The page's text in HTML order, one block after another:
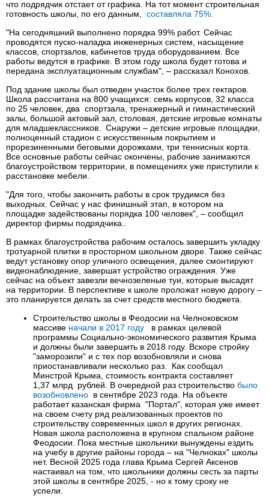
что подрядчик отстает от графика. На тот момент строительная
готовность школы, по его данным,
составляла 75%.
"На сегодняшний выполнено порядка 99% работ. Сейчас
проводятся пуско-наладка инженерных систем, насыщение
классов, спортзалов, кабинетов труда оборудованием. Все
работы ведутся в графике. В этом году школа будет готова и
передана эксплуатационным службам", – рассказал Конохов.
Под здание школы был отведен участок более трех гектаров.
Школа рассчитана на 800 учащихся: семь корпусов, 32 класса
по 25 человек, два спортзала, тренажерный и гимнастический
залы, большой актовый зал, столовая, детские игровые комнаты
для младшеклассников. Снаружи – детские игровые площадки,
полноценный стадион с искусственным покрытием и
прорезиненными беговыми дорожками, три теннисных корта.
Все основные работы сейчас окончены, рабочие занимаются
благоустройством территории, в помещениях уже приступили к
расстановке мебели.
"Для того, чтобы закончить работы в срок трудимся без
выходных. Сейчас у нас финишный этап, в котором на
площадке задействованы порядка 100 человек", – сообщил
директор фирмы подрядчика..
В рамках благоустройства рабочим осталось завершить укладку
тротуарной плитки в просторном школьном дворе. Также сейчас
ведут установку опор уличного освещения, далее смонтируют
видеонаблюдение, завершат устройство ограждения. Уже
сейчас на объект завезли вечнозеленые туи, которые высадят
на территории. В перспективе к школе проложат новую дорогу –
это планируется делать за счет средств местного бюджета.
Строительство школы в Феодосии на Челноковском
массиве начали в 2017 году
в рамках целевой
программы Социально-экономического развития Крыма
и должны были завершить в 2018 году. Вскоре стройку
"заморозили" и с тех пор возобновляли и снова
приостанавливали несколько раз. Как сообщал
Минстрой Крыма, стоимость контракта составляет
1,37 млрд рублей. В очередной раз строительство было
возобновлено в сентябре 2023 года. На объекте
работает казанская фирма "Портал", которая уже имеет
на своем счету ряд реализованных проектов по
строительству современных школ в других регионах.
Новая школа расположена в крупном спальном районе
Феодосии. Пока местные школьники вынуждены ездить
на учебу в другие районы города – на "Челноках" школы
нет. Весной 2025 года глава Крыма Сергей Аксенов
настаивал на том, что школьники должны сесть за парты
этой школы в сентябре 2025, - но к тому сроку не
успели.